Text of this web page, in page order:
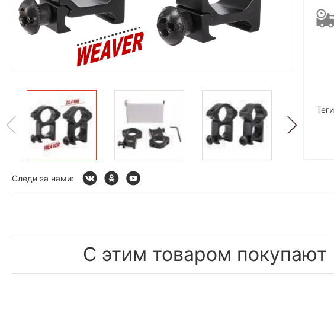
Следи за нами:
С этим товаром покупают